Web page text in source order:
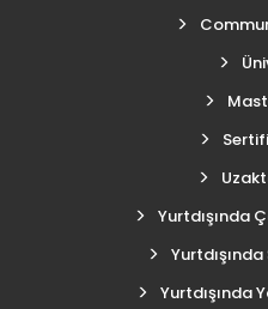
Yurtdışında
Yurtdışında